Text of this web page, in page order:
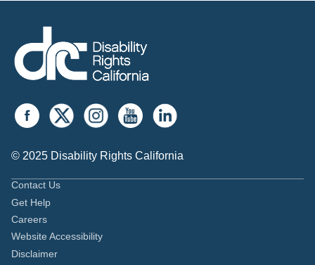
© 2025 Disability Rights California
Contact Us
Get Help
Careers
Website Accessibility
Disclaimer